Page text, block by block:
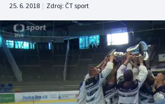
DALŠÍ SPORTY
Americký fotbal
Baseball a softbal
NEPŘEHLÉDNĚTE
Soutěže
25. 6. 2018 | Zdroj: ČT sport